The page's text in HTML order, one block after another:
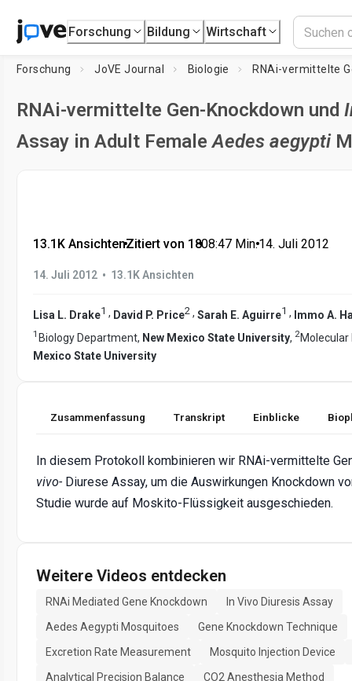
Forschung Bildung Wirtschaft
Forschung JoVE Journal Biologie RNAi-vermittelte
RNAi-vermittelte Gen-Knockdown und
Assay in Adult Female Aedes aegypti
13.1K Ansichten•Zitiert von 18•08:47 Min.•14. Juli 2012
14. Juli 2012 • 13.1K Ansichten
Lisa L. Drake1 , David P. Price2 , Sarah E. Aguirre1 , Immo A.
1 Biology Department, New Mexico State University, 2
Mexico State University
Zusammenfassung Transkript Einblicke
In diesem Protokoll kombinieren wir RNAi-vermittelte
vivo- Diurese Assay, um die Auswirkungen Knockdown
Studie wurde auf Moskito-Flüssigkeit ausgeschieden.
Weitere Videos entdecken
RNAi Mediated Gene Knockdown
In Vivo Diuresis Assay
Aedes Aegypti Mosquitoes
Gene Knockdown Technique
Excretion Rate Measurement
Mosquito Injection Device
Analytical Precision Balance
CO2 Anesthesia Method